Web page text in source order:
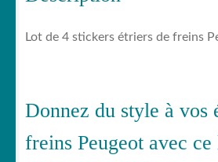
Lot de 4 stickers étriers de freins
Donnez du style à vos
freins Peugeot avec